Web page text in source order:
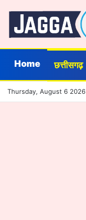
Home छत्तीसगढ़
Thursday, August 6 2026